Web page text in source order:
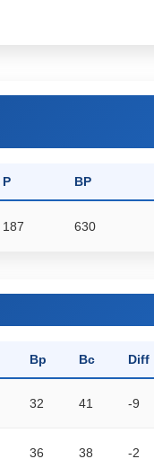
P BP
187 630
Bp Bc Diff
32 41 -9
36 38 -2